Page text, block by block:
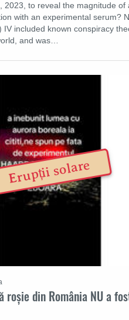
2023, to reveal the magnitude of
with an experimental serum?
IV included known conspiracy
and was…
din România NU a
Erupții solare